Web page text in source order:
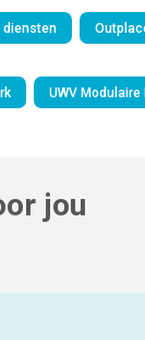
diensten
UWV
jou